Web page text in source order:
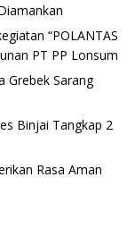
“POLANTAS
PT PP Lonsum
Grebek Sarang
Binjai Tangkap 2
Rasa Aman